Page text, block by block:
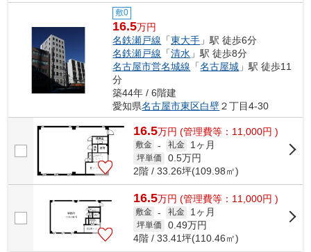
敷0
16.5万円
名鉄瀬戸線 「東大手 」駅 徒歩6分
名鉄瀬戸線 「清水 」駅 徒歩8分
名古屋市営名城線 「名古屋城 」駅 徒歩11
分
築44年 / 6階建
愛知県名古屋市東区白壁２丁目4-30
16.5万円 (管理費等：11,000円 )
敷金 - 礼金 1ヶ月
坪単価 0.5万円
2階 / 33.26坪(109.98㎡)
16.5万円 (管理費等：11,000円 )
敷金 - 礼金 1ヶ月
坪単価 0.49万円
4階 / 33.41坪(110.46㎡)